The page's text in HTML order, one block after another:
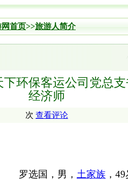
首页>>旅游人简介
环保客运公司党总支
经济师
次 查看评论
罗选国，男， 土家族 ，